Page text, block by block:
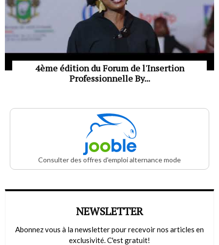
4ème édition du Forum de l'Insertion
Professionnelle By...
Consulter des offres d'emploi alternance mode
NEWSLETTER
Abonnez vous à la newsletter pour recevoir nos articles en
exclusivité. C'est gratuit!